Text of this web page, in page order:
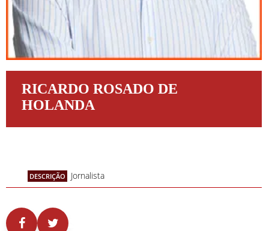
RICARDO ROSADO DE
HOLANDA
DESCRIÇÃO Jornalista